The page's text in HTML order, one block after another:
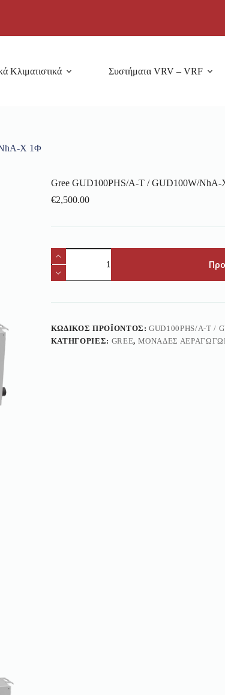
Κλιματιστικά Συστήματα VRV – VRF
X 1Φ
Gree GUD100PHS/A-T / GUD100W/
€2,500.00
ΚΩΔΙΚΌΣ ΠΡΟΪΌΝΤΟΣ:GUD100PHS/A-T /
ΚΑΤΗΓΟΡΊΕΣ: GREE, ΜΟΝΆΔΕΣ